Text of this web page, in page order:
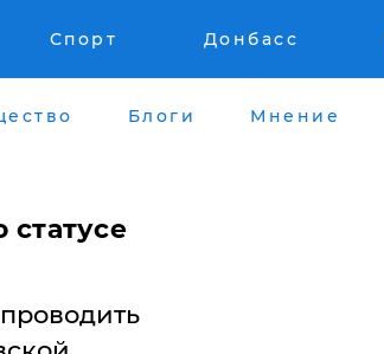
Спорт Донбасс
Блоги Мнение